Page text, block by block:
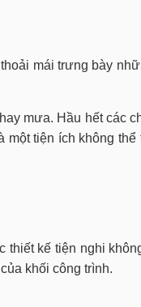
mái trưng bày
mưa. Hầu hết các
tiện ích không
thiết kế tiện nghi
khối công trình.